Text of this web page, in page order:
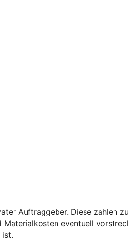
Auftraggeber. Diese zahlen
eventuell
ist.